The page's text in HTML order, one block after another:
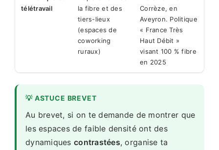
télétravail
la fibre et des
tiers-lieux
(espaces de
coworking
ruraux)
Corrèze, en
Aveyron. Politique
« France Très
Haut Débit »
visant 100 % fibre
en 2025
💡 ASTUCE BREVET
Au brevet, si on te demande de montrer que
les espaces de faible densité ont des
dynamiques contrastées, organise ta